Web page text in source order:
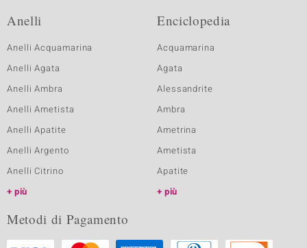
Anelli
Anelli Acquamarina
Anelli Agata
Anelli Ambra
Anelli Ametista
Anelli Apatite
Anelli Argento
Anelli Citrino
più
Enciclopedia
Acquamarina
Agata
Alessandrite
Ambra
Ametrina
Ametista
Apatite
più
Metodi di Pagamento